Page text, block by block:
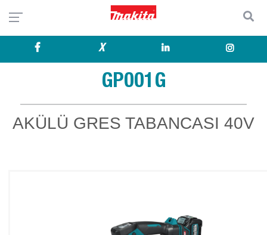
X
GP001G
AKÜLÜ GRES TABANCASI 40V